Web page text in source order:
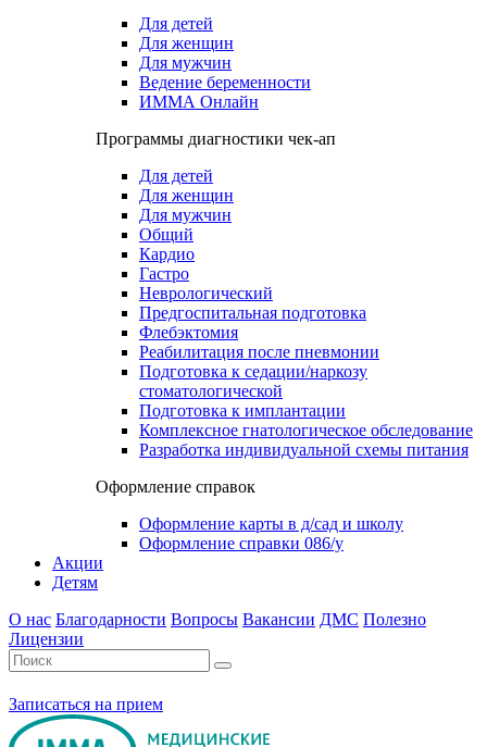
Для детей
Для женщин
Для мужчин
Ведение беременности
ИММА Онлайн
Программы диагностики чек-ап
Для детей
Для женщин
Для мужчин
Общий
Кардио
Гастро
Неврологический
Предгоспитальная подготовка
Флебэктомия
Реабилитация после пневмонии
Подготовка к седации/наркозу
стоматологической
Подготовка к имплантации
Комплексное гнатологическое обследование
Разработка индивидуальной схемы питания
Оформление справок
Оформление карты в д/сад и школу
Оформление справки 086/у
Акции
Детям
О нас Благодарности Вопросы Вакансии ДМС Полезно
Лицензии
Записаться на прием